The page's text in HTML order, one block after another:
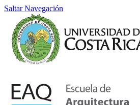
Saltar Navegación